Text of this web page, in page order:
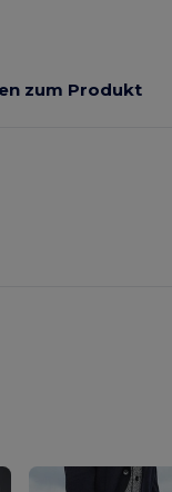
zum Produkt